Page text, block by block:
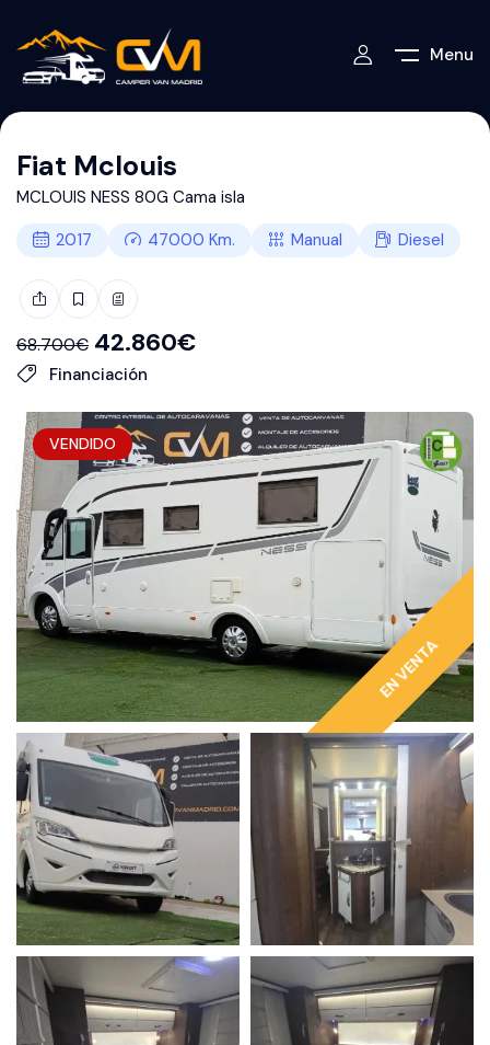
Menu
Fiat Mclouis
MCLOUIS NESS 80G Cama isla
2017
47000 Km. Manual Diesel
68.700€ 42.860€
Financiación
EN VENTA
VENDIDO